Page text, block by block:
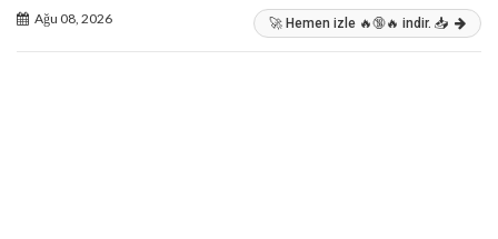
Ağu 08, 2026 🚀 Hemen izle 🔥🔞🔥 indir. 📥